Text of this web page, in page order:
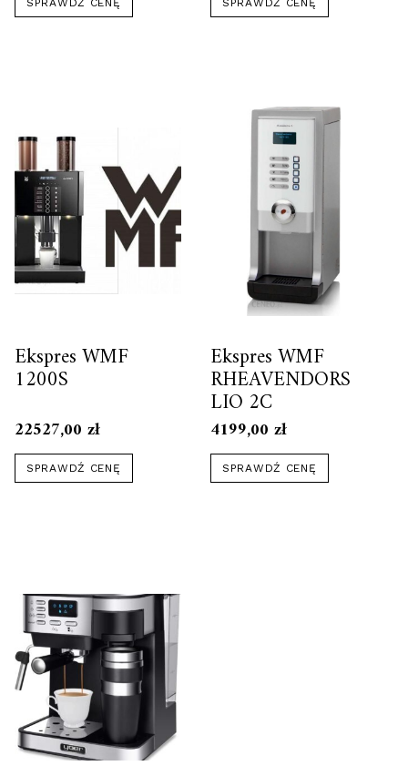
SPRAWDŹ CENĘ SPRAWDŹ CENĘ
Ekspres WMF
1200S
22527,00 zł
SPRAWDŹ CENĘ
Ekspres WMF
RHEAVENDORS
LIO 2C
4199,00zł
SPRAWDŹ CENĘ